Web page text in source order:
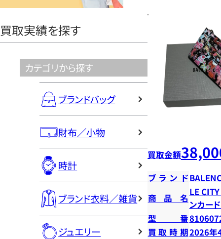
買取実績を探す
カテゴリから探す
ブランドバッグ
財布／小物
時計
ブランド衣料／雑貨
ジュエリー
買取金額
ブランド
商品名
LE
ンカー
型番
買取時期2026年